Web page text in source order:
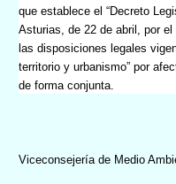
que establece el “Decreto
Asturias, de 22 de abril, por
las disposiciones legales
territorio y urbanismo” por
de forma conjunta.
Viceconsejería de Medio